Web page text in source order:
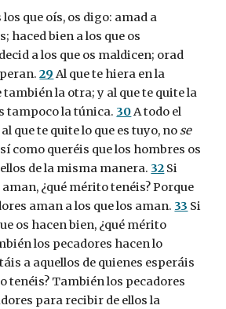
que oís, os digo: amad a
haced bien a los que os
a los que os maldicen; orad
29 Al que te hiera en la
la otra; y al que te quite la
tampoco la túnica. 30 A todo el
que te quite lo que es tuyo, no se
como queréis que los hombres os
de la misma manera. 32 Si
¿qué mérito tenéis? Porque
aman a los que los aman. 33 Si
os hacen bien, ¿qué mérito
los pecadores hacen lo
a aquellos de quienes esperáis
tenéis? También los pecadores
para recibir de ellos la